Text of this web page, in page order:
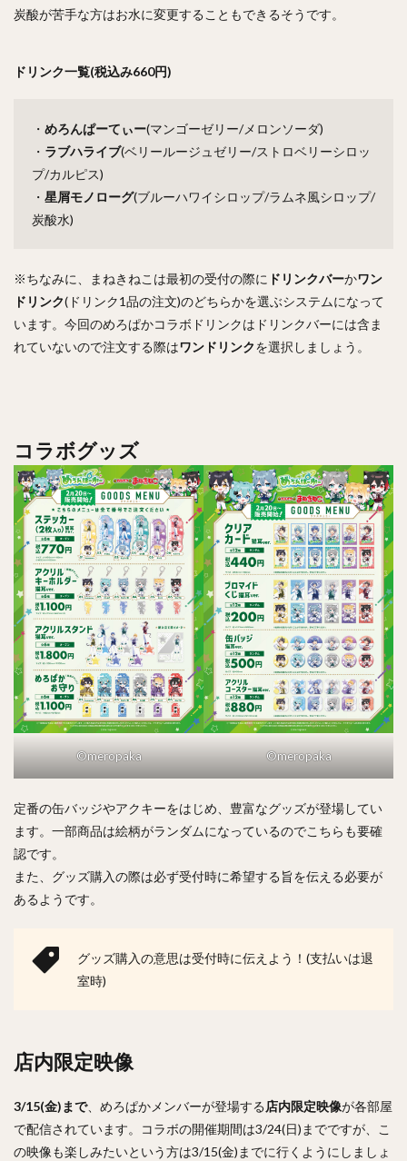
炭酸が苦手な方はお水に変更することもできるそうです。
ドリンク一覧(税込み660円)
・ めろんぱーてぃー(マンゴーゼリー/メロンソーダ)
・ ラブハライブ(ベリールージュゼリー/ストロベリーシロッ
プ/カルピス)
・ 星屑モノローグ(ブルーハワイシロップ/ラムネ風シロップ/
炭酸水)
※ちなみに、まねきねこは最初の受付の際に ドリンクバーかワン
ドリンク(ドリンク1品の注文)のどちらかを選ぶシステムになって
います。今回のめろぱかコラボドリンクはドリンクバーには含ま
れていないので注文する際はワンドリンクを選択しましょう。
コラボグッズ
©meropaka ©meropaka
定番の缶バッジやアクキーをはじめ、豊富なグッズが登場してい
ます。一部商品は絵柄がランダムになっているのでこちらも要確
認です。
また、グッズ購入の際は必ず受付時に希望する旨を伝える必要が
あるようです。
グッズ購入の意思は受付時に伝えよう！(支払いは退
室時)
店内限定映像
3/15(金)まで、めろぱかメンバーが登場する 店内限定映像が各部屋
で配信されています。コラボの開催期間は3/24(日)までですが、こ
の映像も楽しみたいという方は3/15(金)までに行くようにしましょ